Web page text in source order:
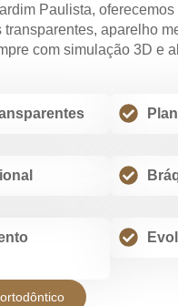
Paulista,
aparelho
com simulação 3D e